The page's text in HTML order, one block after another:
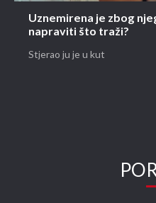
Uznemirena je zbog
napraviti što traži?
Stjerao ju je u kut